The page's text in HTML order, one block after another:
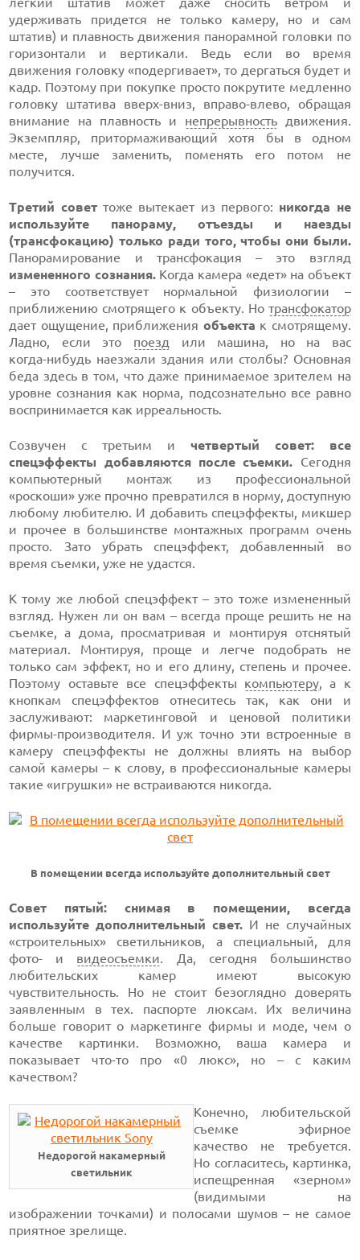
удерживать придется не только камеру, но и сам
штатив) и плавность движения панорамной головки по
горизонтали и вертикали. Ведь если во время
движения головку «подергивает», то дергаться будет и
кадр. Поэтому при покупке просто покрутите медленно
головку штатива вверх-вниз, вправо-влево, обращая
внимание на плавность и непрерывностьдвижения.
Экземпляр, притормаживающий хотя бы в одном
месте, лучше заменить, поменять его потом не
получится.
Третий советтоже вытекает из первого: никогда не
используйте панораму, отъезды и наезды
(трансфокацию) только ради того, чтобы они были.
Панорамирование и трансфокация – это взгляд
измененного сознания.Когда камера «едет» на объект
– это соответствует нормальной физиологии –
приближению смотрящего к объекту. Но трансфокатор
дает ощущение, приближения объекта к смотрящему.
Ладно, если это поезд или машина, но на вас
когда-нибудь наезжали здания или столбы? Основная
беда здесь в том, что даже принимаемое зрителем на
уровне сознания как норма, подсознательно все равно
воспринимается как ирреальность.
Созвучен с третьим и четвертый совет: все
спецэффекты добавляются после съемки. Сегодня
компьютерный монтаж из профессиональной
«роскоши» уже прочно превратился в норму, доступную
любому любителю. И добавить спецэффекты, микшер
и прочее в большинстве монтажных программ очень
просто. Зато убрать спецэффект, добавленный во
время съемки, уже не удастся.
К тому же любой спецэффект – это тоже измененный
взгляд. Нужен ли он вам – всегда проще решить не на
съемке, а дома, просматривая и монтируя отснятый
материал. Монтируя, проще и легче подобрать не
только сам эффект, но и его длину, степень и прочее.
Поэтому оставьте все спецэффекты компьютеру, а к
кнопкам спецэффектов отнеситесь так, как они и
заслуживают: маркетинговой и ценовой политики
фирмы-производителя. И уж точно эти встроенные в
камеру спецэффекты не должны влиять на выбор
самой камеры – к слову, в профессиональные камеры
такие «игрушки» не встраиваются никогда.
В помещении всегда используйте дополнительный свет
Совет пятый: снимая в помещении, всегда
используйте дополнительный свет. И не случайных
«строительных» светильников, а специальный, для
фото- и видеосъемки. Да, сегодня большинство
любительских камер имеют высокую
чувствительность. Но не стоит безоглядно доверять
заявленным в тех. паспорте люксам. Их величина
больше говорит о маркетинге фирмы и моде, чем о
качестве картинки. Возможно, ваша камера и
показывает что-то про «0 люкс», но – с каким
качеством?
Недорогой накамерный
светильник
Конечно, любительской
съемке эфирное
качество не требуется.
Но согласитесь, картинка,
испещренная «зерном»
(видимыми на
изображении точками) и полосами шумов – не самое
приятное зрелище.